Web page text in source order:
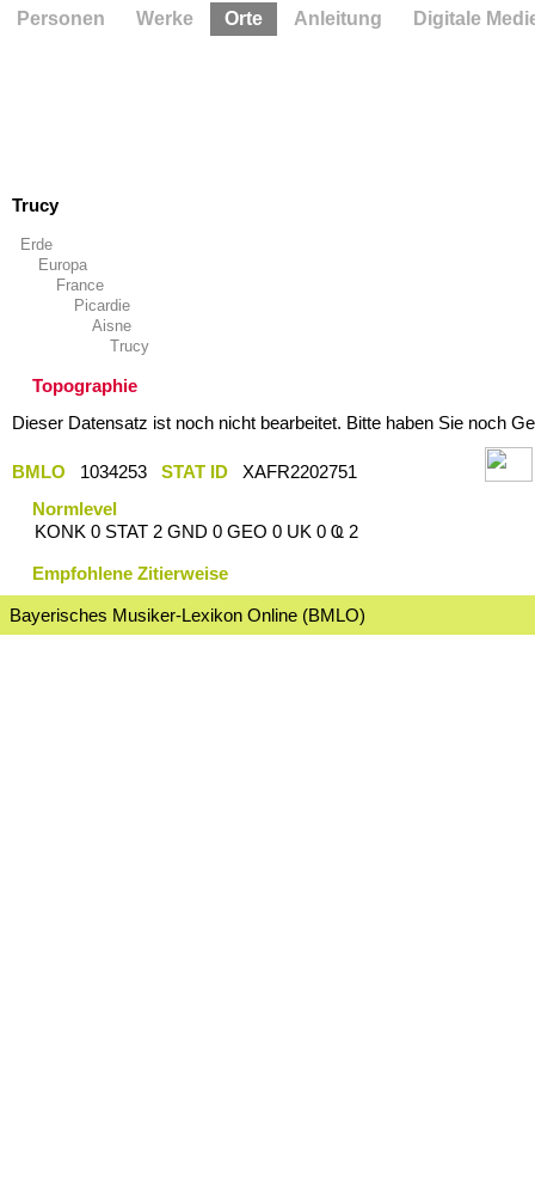
Trucy
Erde
Europa
France
Picardie
Aisne
Trucy
Topographie
Dieser Datensatz ist noch nicht bearbeitet. Bitte haben Sie noch
BMLO 1034253 STAT ID
XAFR2202751
Normlevel
KONK 0 STAT 2 GND 0 GEO 0 UK 0 Ҩ 2
Empfohlene Zitierweise
Bayerisches Musiker-Lexikon Online (BMLO)
Personen Werke Orte Anleitung Digitale